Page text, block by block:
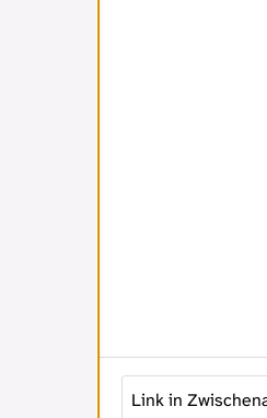
Link in